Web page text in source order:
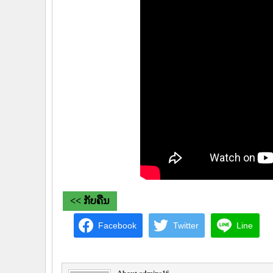
<< ກັບຄືນ
Facebook Twitter Line